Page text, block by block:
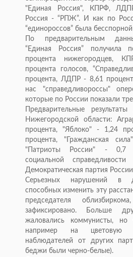
"Единая Россия", КПРФ,
Россия - “РПЖ”. И как по
“единороссов” была
По предварительным
“Единая Россия” получила
процента нижегородцев,
процента голосов,
процента, ЛДПР - 8,61
нас "справедливороссы"
которые по России показали
Предварительные
Нижегородской области:
процента, "Яблоко" - 1,24
процента, "Гражданская
"Патриоты России" - 0,7
социальной
Демократическая партия
Серьезных нарушений в
способных изменить эту
председателя
зафиксировано. Больше
жаловались коммунисты,
например на цветовую
наблюдателей от других
беджи были черно-белые).